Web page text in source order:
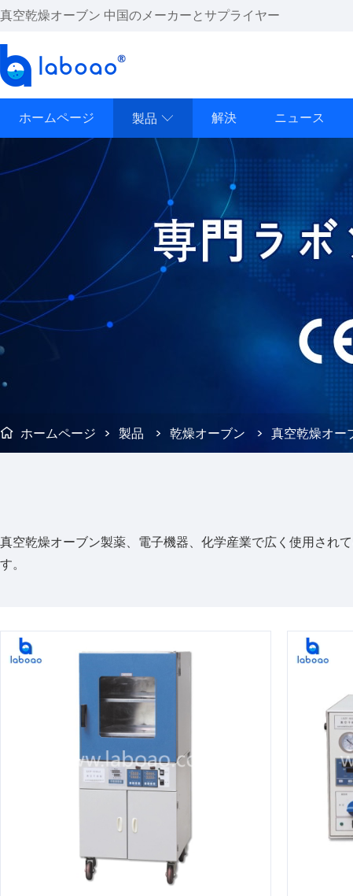
真空乾燥オーブン 中国のメーカーとサプライヤー
ホームページ 製品  解決 ニュース
 ホームページ > 製品 > 乾燥オーブン > 真空乾燥オー
真空乾燥オーブン製薬、電子機器、化学産業で広く使用され
す。